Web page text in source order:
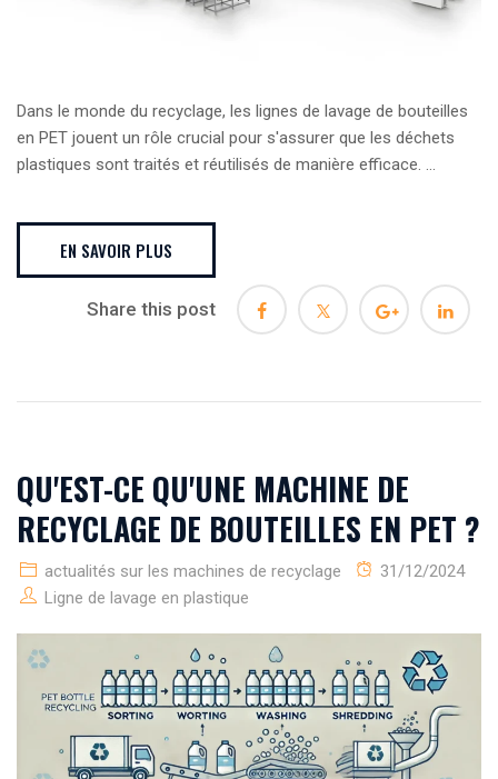
Dans le monde du recyclage, les lignes de lavage de bouteilles
en PET jouent un rôle crucial pour s'assurer que les déchets
plastiques sont traités et réutilisés de manière efficace. ...
EN SAVOIR PLUS
Share this post
QU'EST-CE QU'UNE MACHINE DE
RECYCLAGE DE BOUTEILLES EN PET ?
actualités sur les machines de recyclage
31/12/2024
Ligne de lavage en plastique